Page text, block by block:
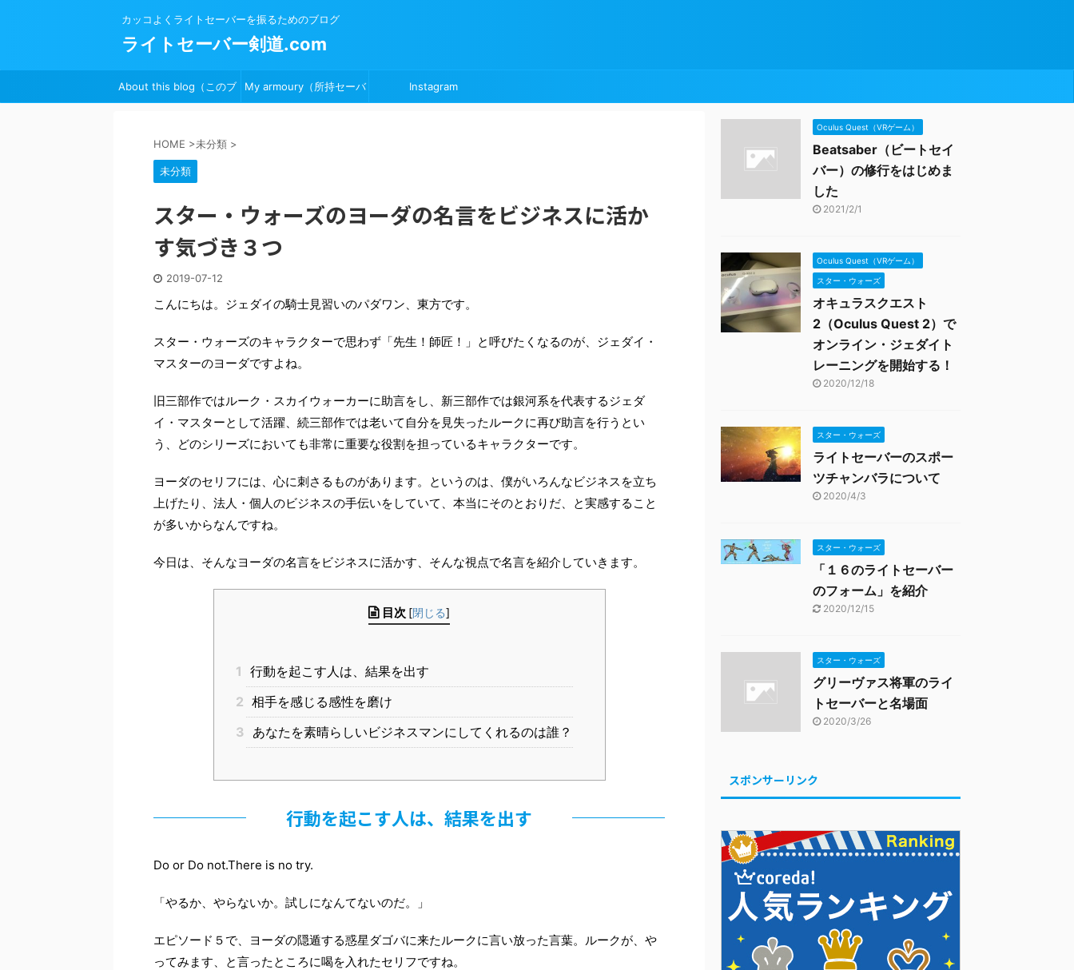
カッコよくライトセーバーを振るためのブログ
ライトセーバー剣道.com
About this blog（このブ My armoury（所持セーバ Instagram
HOME >未分類 >
未分類
スター・ウォーズのヨーダの名言をビジネスに活か
す気づき３つ
2019-07-12
こんにちは。ジェダイの騎士見習いのパダワン、東方です。
スター・ウォーズのキャラクターで思わず「先生！師匠！」と呼びたくなるのが、ジェダイ・
マスターのヨーダですよね。
旧三部作ではルーク・スカイウォーカーに助言をし、新三部作では銀河系を代表するジェダ
イ・マスターとして活躍、続三部作では老いて自分を見失ったルークに再び助言を行うとい
う、どのシリーズにおいても非常に重要な役割を担っているキャラクターです。
ヨーダのセリフには、心に刺さるものがあります。というのは、僕がいろんなビジネスを立ち
上げたり、法人・個人のビジネスの手伝いをしていて、本当にそのとおりだ、と実感すること
が多いからなんですね。
今日は、そんなヨーダの名言をビジネスに活かす、そんな視点で名言を紹介していきます。
目次 [閉じる]
1 行動を起こす人は、結果を出す
2 相手を感じる感性を磨け
3 あなたを素晴らしいビジネスマンにしてくれるのは誰？
行動を起こす人は、結果を出す
Do or Do not.There is no try.
「やるか、やらないか。試しになんてないのだ。」
エピソード５で、ヨーダの隠遁する惑星ダゴバに来たルークに言い放った言葉。ルークが、や
ってみます、と言ったところに喝を入れたセリフですね。
Oculus Quest（VRゲーム）
Beatsaber（ビートセイ
バー）の修行をはじめま
した
2021/2/1
Oculus Quest（VRゲーム）
スター・ウォーズ
オキュラスクエスト
2（Oculus Quest 2）で
オンライン・ジェダイト
レーニングを開始する！
2020/12/18
スター・ウォーズ
ライトセーバーのスポー
ツチャンバラについて
2020/4/3
スター・ウォーズ
「１６のライトセーバー
のフォーム」を紹介
2020/12/15
スター・ウォーズ
グリーヴァス将軍のライ
トセーバーと名場面
2020/3/26
スポンサーリンク